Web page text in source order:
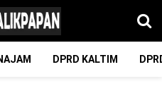
DPRD KALTIM